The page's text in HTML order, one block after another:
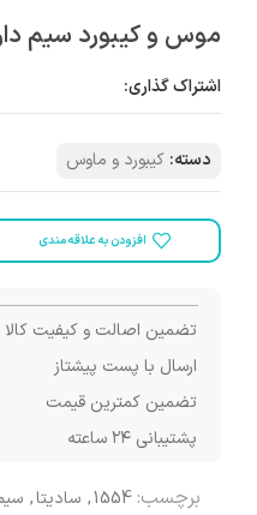
موس و کیبورد سیم دار
اشتراک گذاری:
دسته: کیبورد و ماوس
افزودن به علاقه مندی
تضمین اصالت و کیفیت کالا
ارسال با پست پیشتاز
تضمین کمترین قیمت
پشتیبانی ۲۴ ساعته
برچسب: 1554
, سادیتا,